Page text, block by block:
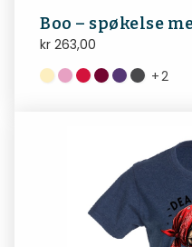
kr 263,00
+2